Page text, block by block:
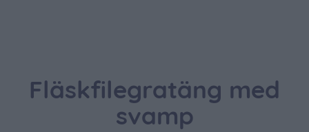
Fläskfilegratäng med
svamp